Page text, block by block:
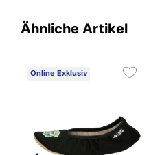
Ähnliche Artikel
Online Exklusiv